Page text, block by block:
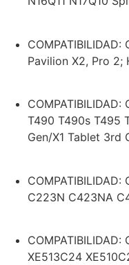
Pavilion X2, Pro 2;
T490 T490s T495
Gen/X1 Tablet 3rd
C223N C423NA
XE513C24